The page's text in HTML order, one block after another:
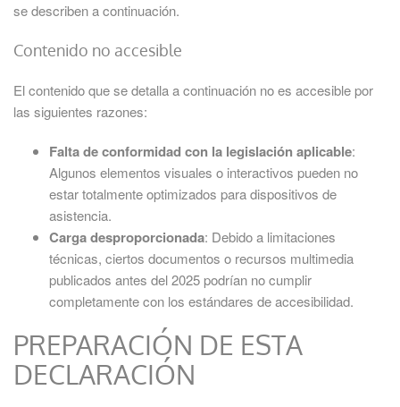
se describen a continuación.
Contenido no accesible
El contenido que se detalla a continuación no es accesible por
las siguientes razones:
Falta de conformidad con la legislación aplicable:
Algunos elementos visuales o interactivos pueden no
estar totalmente optimizados para dispositivos de
asistencia.
Carga desproporcionada: Debido a limitaciones
técnicas, ciertos documentos o recursos multimedia
publicados antes del 2025 podrían no cumplir
completamente con los estándares de accesibilidad.
PREPARACIÓN DE ESTA
DECLARACIÓN